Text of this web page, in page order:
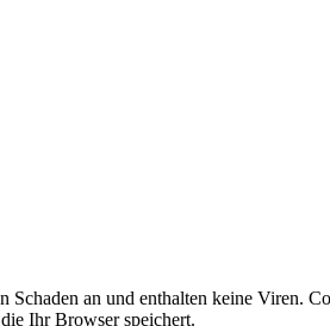
an und enthalten keine Viren.
Ihr Browser speichert.